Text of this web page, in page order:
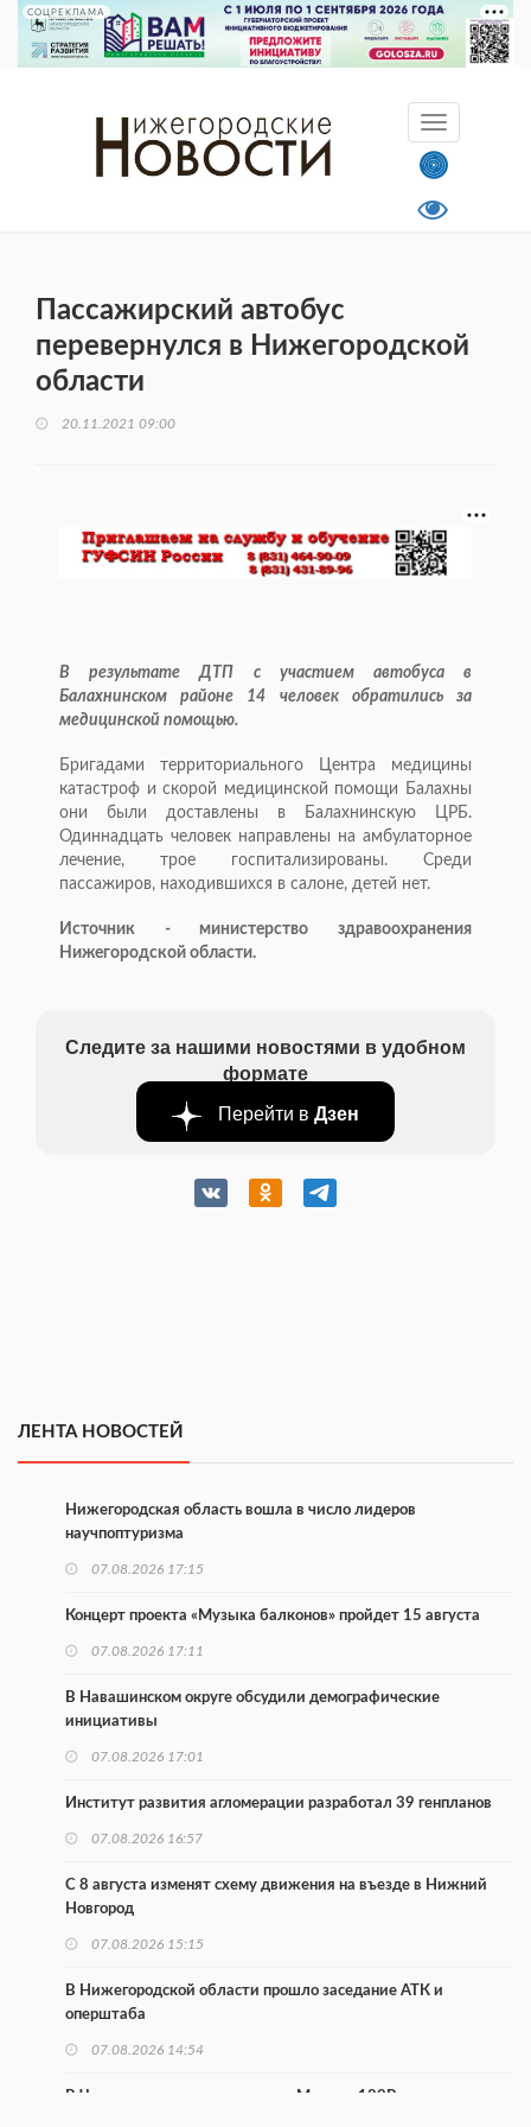
СОЦРЕКЛАМА
Пассажирский автобус
перевернулся в Нижегородской
области
20.11.2021 09:00
В результате ДТП с участием автобуса в
Балахнинском районе 14 человек обратились за
медицинской помощью.
Бригадами территориального Центра медицины
катастроф и скорой медицинской помощи Балахны
они были доставлены в Балахнинскую ЦРБ.
Одиннадцать человек направлены на амбулаторное
лечение, трое госпитализированы. Среди
пассажиров, находившихся в салоне, детей нет.
Источник - министерство здравоохранения
Нижегородской области.
Следите за нашими новостями в удобном
формате
Перейти в Дзен
ЛЕНТА НОВОСТЕЙ
Нижегородская область вошла в число лидеров
научпоптуризма
07.08.2026 17:15
Концерт проекта «Музыка балконов» пройдет 15 августа
07.08.2026 17:11
В Навашинском округе обсудили демографические
инициативы
07.08.2026 17:01
Институт развития агломерации разработал 39 генпланов
07.08.2026 16:57
С 8 августа изменят схему движения на въезде в Нижний
Новгород
07.08.2026 15:15
В Нижегородской области прошло заседание АТК и
оперштаба
07.08.2026 14:54
В Чкаловске спустили на воду «Метеор-120Р»